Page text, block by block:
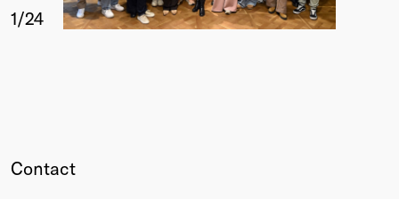
1/24
Contact